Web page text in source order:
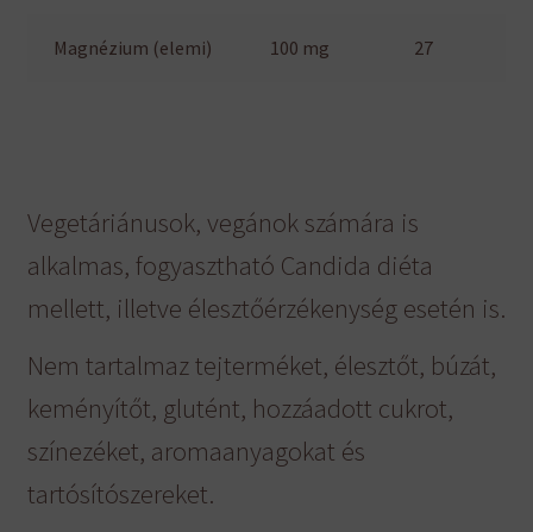
Magnézium (elemi) 100 mg 27
Vegetáriánusok, vegánok számára is
alkalmas, fogyasztható Candida diéta
mellett, illetve élesztőérzékenység esetén is.
Nem tartalmaz tejterméket, élesztőt, búzát,
keményítőt, glutént, hozzáadott cukrot,
színezéket, aromaanyagokat és
tartósítószereket.